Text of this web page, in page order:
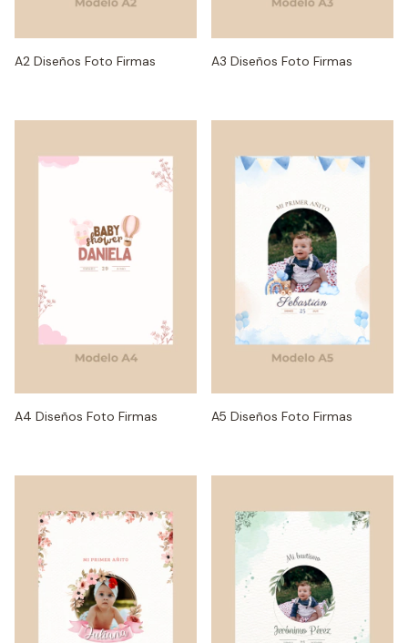
A2 Diseños Foto Firmas A3 Diseños Foto Firmas
A4 Diseños Foto Firmas A5 Diseños Foto Firmas